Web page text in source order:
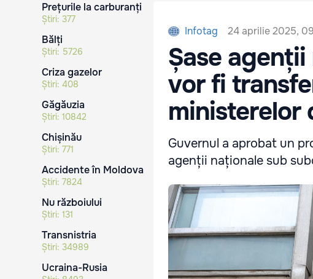
Prețurile la carburanți
Știri: 377
Bălți
Știri: 5726
Criza gazelor
Știri: 408
Găgăuzia
Știri: 10842
Chișinău
Știri: 771
Accidente în Moldova
Știri: 7824
Nu războiului
Știri: 131
Transnistria
Știri: 34989
Ucraina-Rusia
Infotag 24 aprilie 2025,
Șase
vor fi
ministerelor
Guvernul a aprobat un
agenții naționale sub